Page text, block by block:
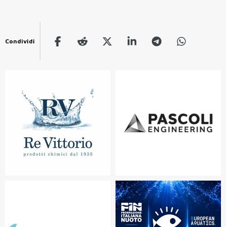
Condividi